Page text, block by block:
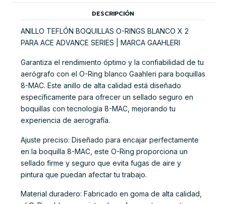
DESCRIPCIÓN
ANILLO TEFLÓN BOQUILLAS O-RINGS BLANCO X 2
PARA ACE ADVANCE SERIES | MARCA GAAHLERI
Garantiza el rendimiento óptimo y la confiabilidad de tu
aerógrafo con el O-Ring blanco Gaahleri para boquillas
8-MAC. Este anillo de alta calidad está diseñado
específicamente para ofrecer un sellado seguro en
boquillas con tecnología 8-MAC, mejorando tu
experiencia de aerografía.
Ajuste preciso: Diseñado para encajar perfectamente
en la boquilla 8-MAC, este O-Ring proporciona un
sellado firme y seguro que evita fugas de aire y
pintura que puedan afectar tu trabajo.
Material duradero: Fabricado en goma de alta calidad,